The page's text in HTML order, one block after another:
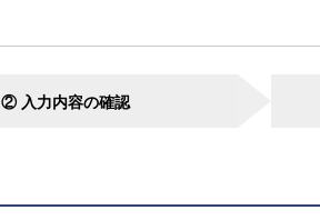
② 入力内容の確認